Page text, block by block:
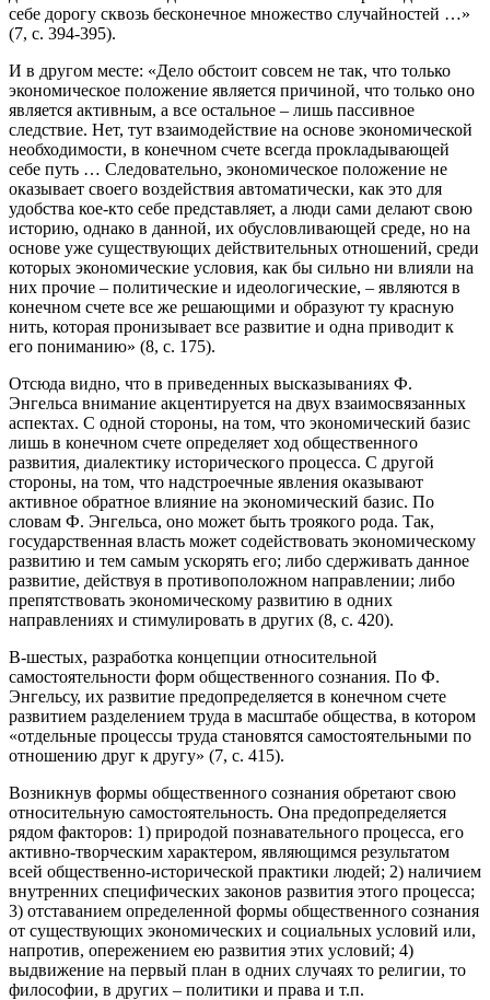
себе дорогу сквозь бесконечное множество случайностей …»
(7, с. 394-395).
И в другом месте: «Дело обстоит совсем не так, что только
экономическое положение является причиной, что только оно
является активным, а все остальное – лишь пассивное
следствие. Нет, тут взаимодействие на основе экономической
необходимости, в конечном счете всегда прокладывающей
себе путь … Следовательно, экономическое положение не
оказывает своего воздействия автоматически, как это для
удобства кое-кто себе представляет, а люди сами делают свою
историю, однако в данной, их обусловливающей среде, но на
основе уже существующих действительных отношений, среди
которых экономические условия, как бы сильно ни влияли на
них прочие – политические и идеологические, – являются в
конечном счете все же решающими и образуют ту красную
нить, которая пронизывает все развитие и одна приводит к
его пониманию» (8, с. 175).
Отсюда видно, что в приведенных высказываниях Ф.
Энгельса внимание акцентируется на двух взаимосвязанных
аспектах. С одной стороны, на том, что экономический базис
лишь в конечном счете определяет ход общественного
развития, диалектику исторического процесса. С другой
стороны, на том, что надстроечные явления оказывают
активное обратное влияние на экономический базис. По
словам Ф. Энгельса, оно может быть троякого рода. Так,
государственная власть может содействовать экономическому
развитию и тем самым ускорять его; либо сдерживать данное
развитие, действуя в противоположном направлении; либо
препятствовать экономическому развитию в одних
направлениях и стимулировать в других (8, с. 420).
В-шестых, разработка концепции относительной
самостоятельности форм общественного сознания. По Ф.
Энгельсу, их развитие предопределяется в конечном счете
развитием разделением труда в масштабе общества, в котором
«отдельные процессы труда становятся самостоятельными по
отношению друг к другу» (7, с. 415).
Возникнув формы общественного сознания обретают свою
относительную самостоятельность. Она предопределяется
рядом факторов: 1) природой познавательного процесса, его
активно-творческим характером, являющимся результатом
всей общественно-исторической практики людей; 2) наличием
внутренних специфических законов развития этого процесса;
3) отставанием определенной формы общественного сознания
от существующих экономических и социальных условий или,
напротив, опережением ею развития этих условий; 4)
выдвижение на первый план в одних случаях то религии, то
философии, в других – политики и права и т.п.